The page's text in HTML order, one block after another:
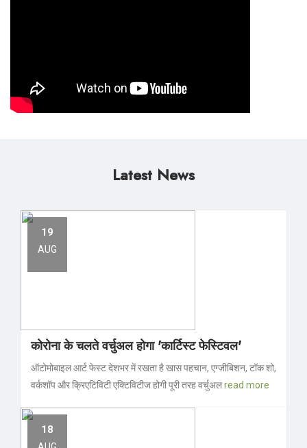
Latest News
19
AUG
कोरोना के चलते वर्चुअल होगा 'कार्टिस्ट फेस्टिवल'
ऑटोमोबाइल आर्ट फेस्ट देशभर में रखता है खास पहचान, एग्जीबिशन, टॉक शो,
वर्कशॉप और क्रिएटिविटी एक्टिविटीज होगी पूरी तरह वर्चुअलread more
18